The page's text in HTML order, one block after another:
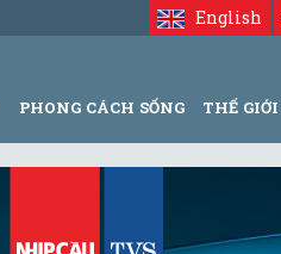
English
PHONG CÁCH SỐNG THẾ GIỚI